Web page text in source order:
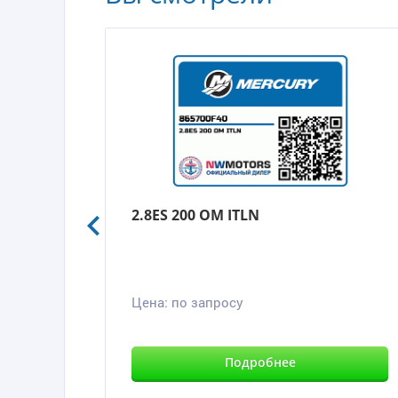
2.8ES 200 OM ITLN
Цена: по запросу
Подробнее